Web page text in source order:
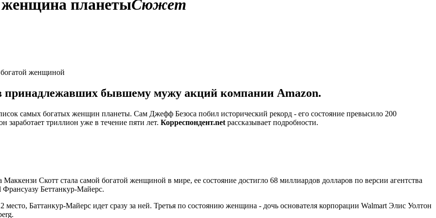
женщина планетыСюжет
женщиной
принадлежавших бывшему мужу акций компании Amazon.
самых богатых женщин планеты. Сам Джефф Безоса побил исторический рекорд - его состояние превысило 200
триллион уже в течение пяти лет. Корреспондент.net рассказывает подробности.
Скотт стала самой богатой женщиной в мире, ее состояние достигло 68 миллиардов долларов по версии агентства
Беттанкур-Майерс.
Баттанкур-Майерс идет сразу за ней. Третья по состоянию женщина - дочь основателя корпорации Walmart Элис Уолтон